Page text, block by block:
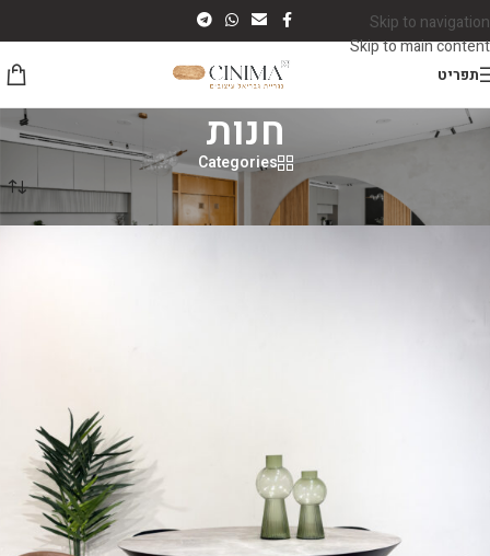
Skip to navigation
Skip to main content
תפריט
חנות
Categories
/עמוד 2